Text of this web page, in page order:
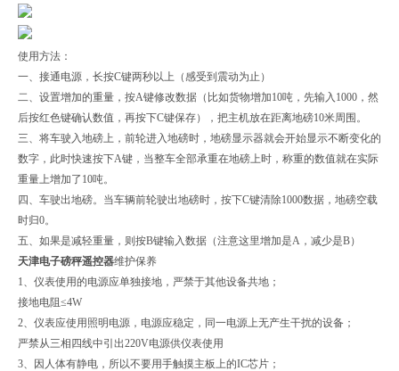
使用方法：
一、接通电源，长按C键两秒以上（感受到震动为止）
二、设置增加的重量，按A键修改数据（比如货物增加10吨，先输入1000，然
后按红色键确认数值，再按下C键保存），把主机放在距离地磅10米周围。
三、将车驶入地磅上，前轮进入地磅时，地磅显示器就会开始显示不断变化的
数字，此时快速按下A键，当整车全部承重在地磅上时，称重的数值就在实际
重量上增加了10吨。
四、车驶出地磅。当车辆前轮驶出地磅时，按下C键清除1000数据，地磅空载
时归0。
五、如果是减轻重量，则按B键输入数据（注意这里增加是A，减少是B）
天津电子磅秤遥控器维护保养
1、仪表使用的电源应单独接地，严禁于其他设备共地；
接地电阻≤4W
2、仪表应使用照明电源，电源应稳定，同一电源上无产生干扰的设备；
严禁从三相四线中引出220V电源供仪表使用
3、因人体有静电，所以不要用手触摸主板上的IC芯片；